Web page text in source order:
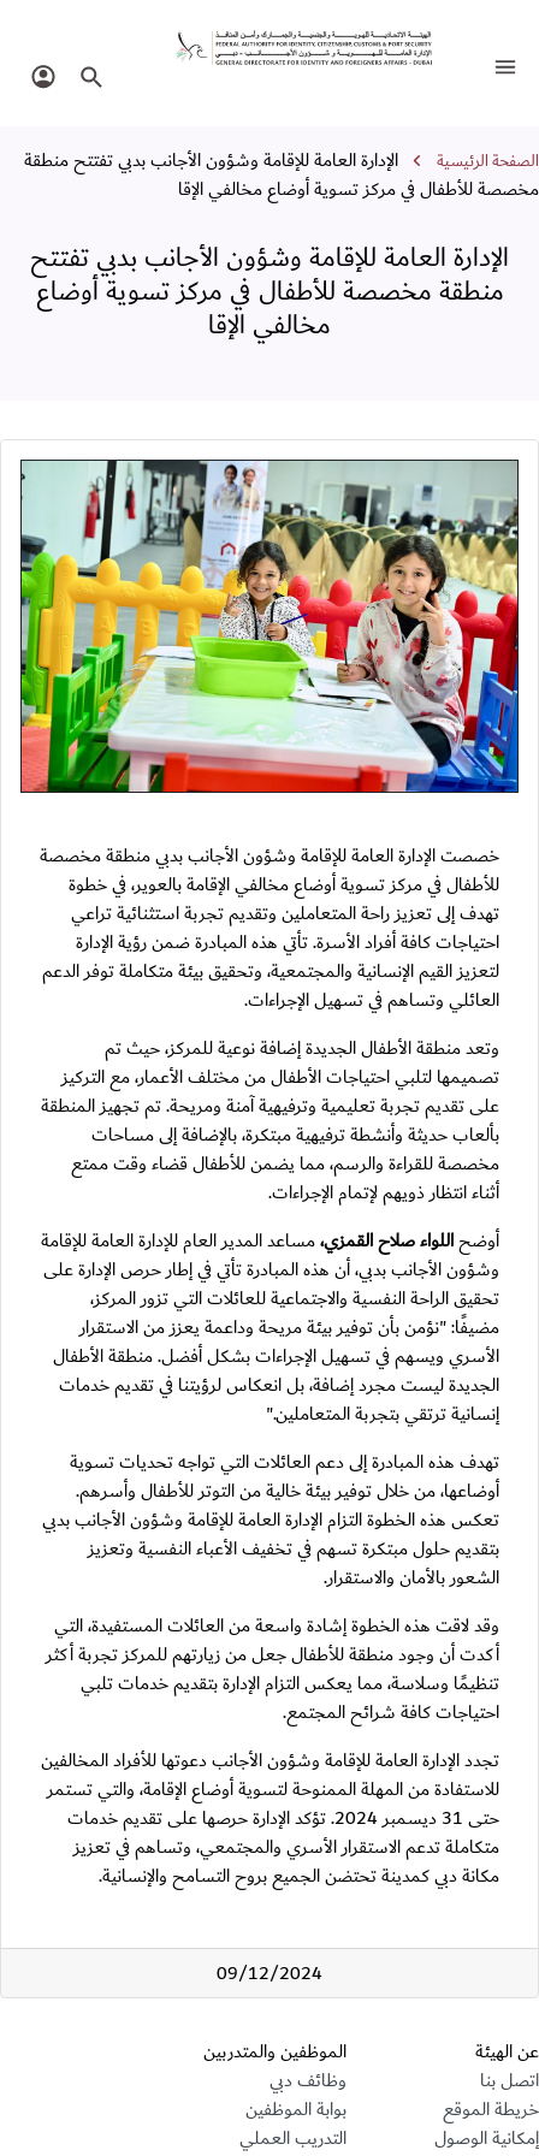
الإدارة العامة للإقامة وشؤون الأجانب
تبديل التنقل البحث في
مسار التنقل
الصفحة الرئيسية
الإدارة العامة للإقامة وشؤون الأجانب بدبي تفتتح منطقة
مخصصة للأطفال في مركز تسوية أوضاع مخالفي الإقا
الإدارة العامة للإقامة وشؤون الأجانب بدبي تفتتح
منطقة مخصصة للأطفال في مركز تسوية أوضاع
مخالفي الإقا
خصصت الإدارة العامة للإقامة وشؤون الأجانب بدبي منطقة مخصصة
للأطفال في مركز تسوية أوضاع مخالفي الإقامة بالعوير، في خطوة
تهدف إلى تعزيز راحة المتعاملين وتقديم تجربة استثنائية تراعي
احتياجات كافة أفراد الأسرة. تأتي هذه المبادرة ضمن رؤية الإدارة
لتعزيز القيم الإنسانية والمجتمعية، وتحقيق بيئة متكاملة توفر الدعم
العائلي وتساهم في تسهيل الإجراءات.
وتعد منطقة الأطفال الجديدة إضافة نوعية للمركز، حيث تم
تصميمها لتلبي احتياجات الأطفال من مختلف الأعمار، مع التركيز
على تقديم تجربة تعليمية وترفيهية آمنة ومريحة. تم تجهيز المنطقة
بألعاب حديثة وأنشطة ترفيهية مبتكرة، بالإضافة إلى مساحات
مخصصة للقراءة والرسم، مما يضمن للأطفال قضاء وقت ممتع
أثناء انتظار ذويهم لإتمام الإجراءات.
أوضحاللواء صلاح القمزي،مساعد المدير العام للإدارة العامة للإقامة
وشؤون الأجانب بدبي،أن هذه المبادرة تأتي في إطار حرص الإدارة على
تحقيق الراحة النفسية والاجتماعية للعائلات التي تزور المركز،
مضيفًا: "نؤمن بأن توفير بيئة مريحة وداعمة يعزز من الاستقرار
الأسري ويسهم في تسهيل الإجراءات بشكل أفضل. منطقة الأطفال
الجديدة ليست مجرد إضافة، بل انعكاس لرؤيتنا في تقديم خدمات
إنسانية ترتقي بتجربة المتعاملين."
تهدف هذه المبادرة إلى دعم العائلات التي تواجه تحديات تسوية
أوضاعها، من خلال توفير بيئة خالية من التوتر للأطفال وأسرهم.
تعكس هذه الخطوة التزام الإدارة العامة للإقامة وشؤون الأجانب بدبي
بتقديم حلول مبتكرة تسهم في تخفيف الأعباء النفسية وتعزيز
الشعور بالأمان والاستقرار.
وقد لاقت هذه الخطوة إشادة واسعة من العائلات المستفيدة، التي
أكدت أن وجود منطقة للأطفال جعل من زيارتهم للمركز تجربة أكثر
تنظيمًا وسلاسة، مما يعكس التزام الإدارة بتقديم خدمات تلبي
احتياجات كافة شرائح المجتمع.
تجدد الإدارة العامة للإقامة وشؤون الأجانب دعوتها للأفراد المخالفين
للاستفادة من المهلة الممنوحة لتسوية أوضاع الإقامة، والتي تستمر
حتى 31 ديسمبر 2024. تؤكد الإدارة حرصها على تقديم خدمات
متكاملة تدعم الاستقرار الأسري والمجتمعي، وتساهم في تعزيز
مكانة دبي كمدينة تحتضن الجميع بروح التسامح والإنسانية.
09/12/2024
قسم التذييل
عن الهيئة
اتصل بنا
خريطة الموقع
إمكانية الوصول
الموظفين والمتدربين
وظائف دبي
بوابة الموظفين
التدريب العملي